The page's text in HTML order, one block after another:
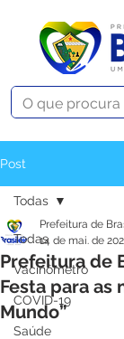
Post
Todas
Vacinômetro
COVID-19
Saúde
Todas
Prefeitura de
Festa para as
Mundo”
Prefeitura de
14 de mai. de